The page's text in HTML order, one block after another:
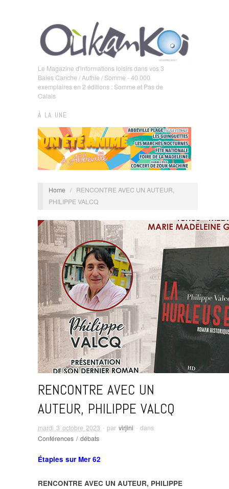
Le Magazine d'informations loisirs dans vos 3
Baies Canche / Authie / Somme - 40 000
exemplaires en 2 éditions : Somme et Pas de
Calais
À LA UNE
Home / RENCONTRE AVEC UN AUTEUR,
PHILIPPE VALCQ
RENCONTRE AVEC UN
AUTEUR, PHILIPPE VALCQ
mardi 3 octobre 2023 · par virjini · dans
Conférences / débats
Étaples sur Mer 62
RENCONTRE AVEC UN AUTEUR, PHILIPPE